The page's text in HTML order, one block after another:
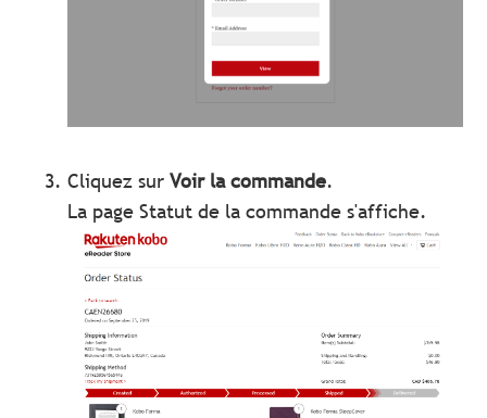
Cliquez surVoir la commande.
La page Statut de la commande s'affiche.